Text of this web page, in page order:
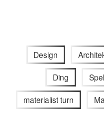
Design
Ding
materialist turn